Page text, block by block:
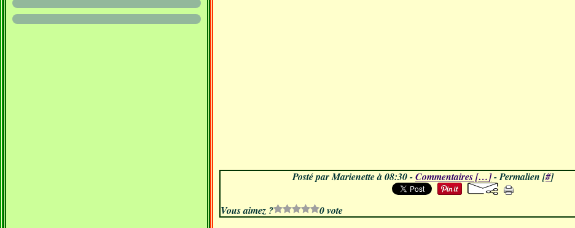
Posté par Marienette à 08:30 -Commentaires […]- Permalien [#]
Vous aimez ? 0 vote